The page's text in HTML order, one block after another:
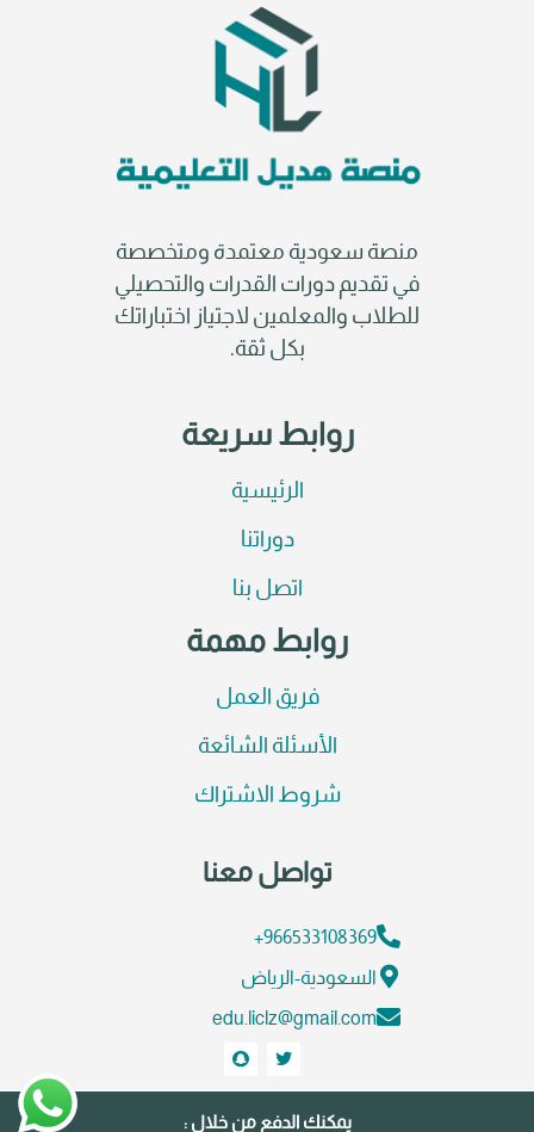
منصة سعودية معتمدة ومتخصصة
في تقديم دورات القدرات والتحصيلي
للطلاب والمعلمين لاجتياز اختباراتك
بكل ثقة.
روابط سريعة
الرئيسية
دوراتنا
اتصل بنا
روابط مهمة
فريق العمل
الأسئلة الشائعة
شروط الاشتراك
تواصل معنا
966533108369+
السعودية-الرياض
edu.liclz@gmail.com
يمكنك الدفع من خلال :